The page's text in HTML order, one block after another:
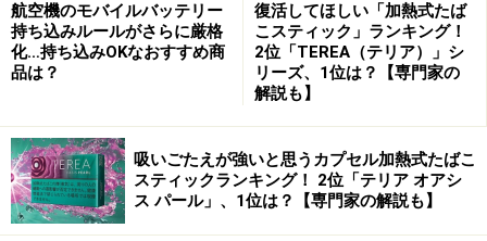
航空機のモバイルバッテリー
持ち込みルールがさらに厳格
化…持ち込みOKなおすすめ商
品は？
復活してほしい「加熱式たば
こスティック」ランキング！
2位「TEREA（テリア）」シ
リーズ、1位は？【専門家の
解説も】
吸いごたえが強いと思うカプセル加熱式たばこ
スティックランキング！ 2位「テリア オアシ
ス パール」、1位は？【専門家の解説も】